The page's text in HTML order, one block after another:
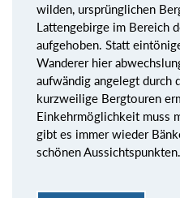
wilden, ursprünglichen
Lattengebirge im Bereich
aufgehoben. Statt
Wanderer hier
aufwändig angelegt durch
kurzweilige Bergtouren
Einkehrmöglichkeit muss
gibt es immer wieder
schönen Aussichtspunkten.